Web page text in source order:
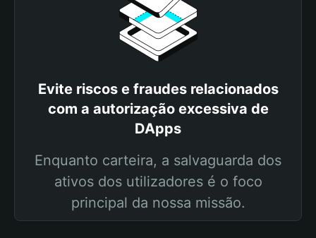
Evite riscos e fraudes relacionados
com a autorização excessiva de
DApps
Enquanto carteira, a salvaguarda dos
ativos dos utilizadores é o foco
principal da nossa missão.